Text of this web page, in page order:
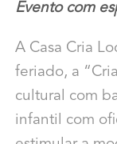
Evento com
A Casa Cria
feriado, a
cultural com
infantil com